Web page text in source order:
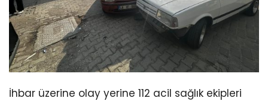
İhbar üzerine olay yerine 112 acil sağlık ekipleri